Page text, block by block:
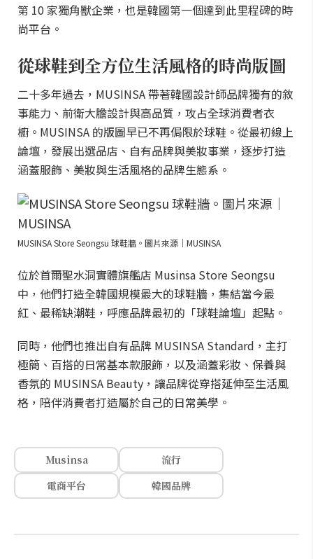
第 10 家獨角獸企業，也是韓國第一個達到此里程碑的時
尚平台。
從球鞋到全方位生活風格的時尚版圖
二十多年過去，MUSINSA 帶著韓國設計師品牌獨有的敘
事能力、前衛大膽設計與高品質，攻占全球消費者衣
櫥。MUSINSA 的版圖早已不再侷限於球鞋。從最初線上
論壇，發展出選品店、自有品牌與美妝事業，逐步打造
涵蓋服飾、美妝與生活風格的品牌生態系。
MUSINSA Store Seongsu 球鞋牆。圖片來源｜MUSINSA
位於首爾聖水洞實體旗艦店 Musinsa Store Seongsu
中，他們打造全韓國規模最大的球鞋牆，集結當今最
紅、最稀缺潮鞋，呼應品牌最初的「球鞋論壇」起點。
同時，他們也推出自有品牌 MUSINSA Standard，主打
極簡、百搭的日常基本款服飾，以及涵蓋彩妝、保養與
香氛的 MUSINSA Beauty，讓品牌從穿搭延伸至生活風
格，陪伴消費者打造屬於自己的日常美學。
Musinsa
流行
電商平台
韓國品牌